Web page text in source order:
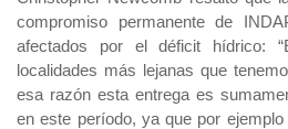
compromiso permanente de
afectados por el déficit hídrico:
localidades más lejanas que
esa razón esta entrega es
en este período, ya que por